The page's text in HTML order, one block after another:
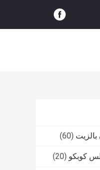
(60)
كوبكو (20)